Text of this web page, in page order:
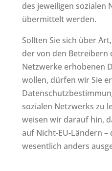
des jeweiligen sozialen
übermittelt werden.
Sollten Sie sich über
der von den Betreibern
Netzwerke erhobenen
wollen, dürfen wir Sie
sozialen Netzwerks zu
weisen wir darauf hin,
auf Nicht-EU-Ländern –
wesentlich anders